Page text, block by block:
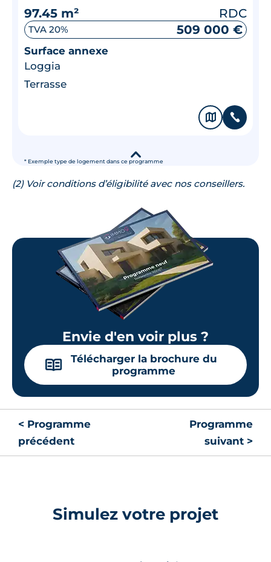
* Exemple type de logement dans ce programme
97.45 m²
RDC
TVA 20% 509 000 €
Surface annexe
Loggia
Terrasse
🗞 📞
▾
(2) Voir conditions d’éligibilité avec nos conseillers.
Envie d'en voir plus ?
📖
Télécharger la brochure du
programme
< Programme
précédent
Programme
suivant >
Simulez votre projet